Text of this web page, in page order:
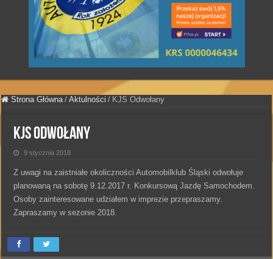
Strona Główna / Aktulności / KJS Odwołany
KJS Odwołany
9 stycznia 2018
Z uwagi na zaistniałe okoliczności Automobilklub Śląski odwołuje
planowaną na sobotę 9.12.2017 r. Konkursową Jazdę Samochodem.
Osoby zainteresowane udziałem w imprezie przepraszamy.
Zapraszamy w sezonie 2018.